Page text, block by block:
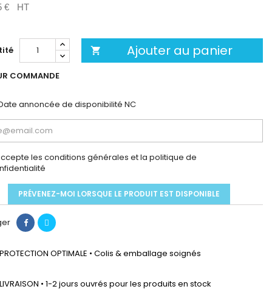
€ HT
 Ajouter au panier
COMMANDE
annoncée de disponibilité NC
les conditions générales et la politique de
PRÉVENEZ-MOI LORSQUE LE PRODUIT EST DISPONIBLE
PROTECTION OPTIMALE • Colis & emballage soignés
LIVRAISON • 1-2 jours ouvrés pour les produits en stock